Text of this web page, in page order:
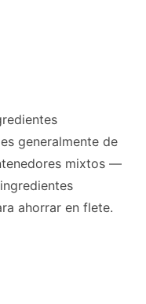
generalmente de
mixtos —
ahorrar en flete.